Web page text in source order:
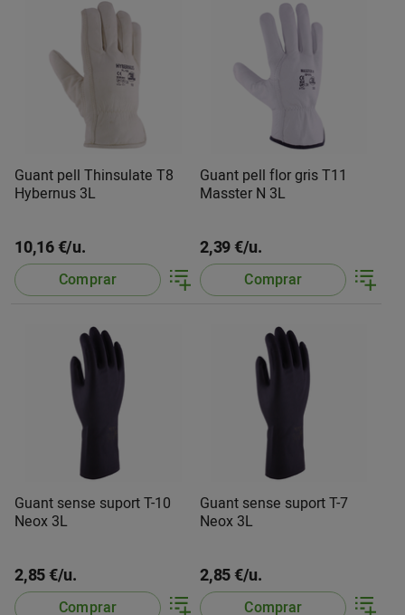
Guant pell Thinsulate T8
Hybernus 3L
10,16 €/u.
Comprar
Guant pell flor gris T11
Masster N 3L
2,39 €/u.
Comprar
Guant sense suport T-10
Neox 3L
2,85 €/u.
Comprar
Guant sense suport T-7
Neox 3L
2,85 €/u.
Comprar